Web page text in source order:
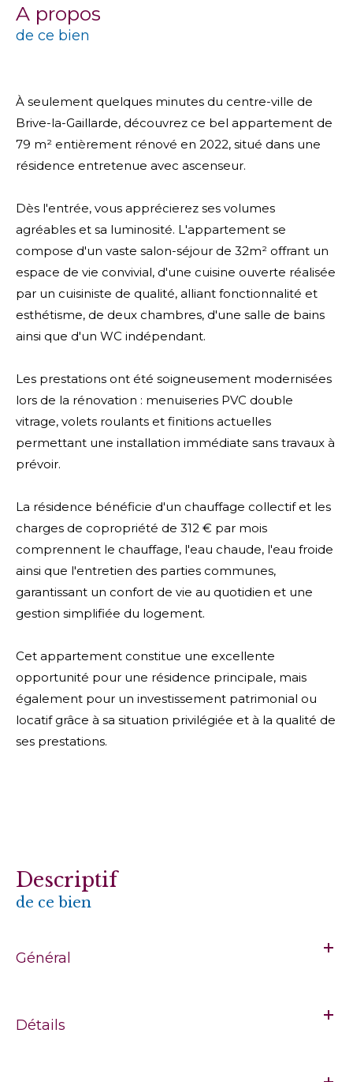
a propos
de ce bien
À seulement quelques minutes du centre-ville de
Brive-la-Gaillarde, découvrez ce bel appartement de
79 m² entièrement rénové en 2022, situé dans une
résidence entretenue avec ascenseur.
Dès l'entrée, vous apprécierez ses volumes
agréables et sa luminosité. L'appartement se
compose d'un vaste salon-séjour de 32m² offrant un
espace de vie convivial, d'une cuisine ouverte réalisée
par un cuisiniste de qualité, alliant fonctionnalité et
esthétisme, de deux chambres, d'une salle de bains
ainsi que d'un WC indépendant.
Les prestations ont été soigneusement modernisées
lors de la rénovation : menuiseries PVC double
vitrage, volets roulants et finitions actuelles
permettant une installation immédiate sans travaux à
prévoir.
La résidence bénéficie d'un chauffage collectif et les
charges de copropriété de 312 € par mois
comprennent le chauffage, l'eau chaude, l'eau froide
ainsi que l'entretien des parties communes,
garantissant un confort de vie au quotidien et une
gestion simplifiée du logement.
Cet appartement constitue une excellente
opportunité pour une résidence principale, mais
également pour un investissement patrimonial ou
locatif grâce à sa situation privilégiée et à la qualité de
ses prestations.
descriptif
de ce bien
Général
Détails